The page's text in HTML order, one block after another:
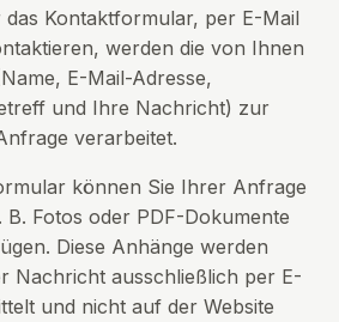
Kontaktformular, per E-Mail
werden die von Ihnen
E-Mail-Adresse,
und Ihre Nachricht) zur
verarbeitet.
können Sie Ihrer Anfrage
B. Fotos oder PDF-Dokumente
Diese Anhänge werden
Nachricht ausschließlich per E-
und nicht auf der Website